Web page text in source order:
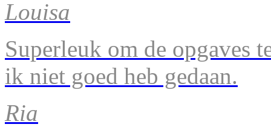
Louisa
Superleuk om de opgaves
ik niet goed heb gedaan.
Ria